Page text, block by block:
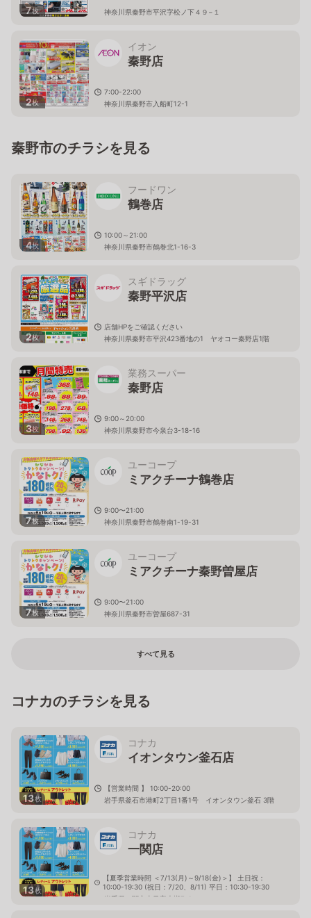
7枚 神奈川県秦野市平沢字松ノ下４９−１
2枚
イオン
秦野店
7:00-22:00
神奈川県秦野市入船町12-1
秦野市のチラシを見る
4枚
フードワン
鶴巻店
10:00～21:00
神奈川県秦野市鶴巻北1-16-3
2枚
スギドラッグ
秦野平沢店
店舗HPをご確認ください
神奈川県秦野市平沢423番地の1 ヤオコー秦野店1階
3枚
業務スーパー
秦野店
9:00～20:00
神奈川県秦野市今泉台3-18-16
7枚
ユーコープ
ミアクチーナ鶴巻店
9:00〜21:00
神奈川県秦野市鶴巻南1-19-31
7枚
ユーコープ
ミアクチーナ秦野曽屋店
9:00〜21:00
神奈川県秦野市曽屋687-31
すべて見る
コナカのチラシを見る
13枚
コナカ
イオンタウン釜石店
【営業時間 】 10:00-20:00
岩手県釜石市港町2丁目1番1号 イオンタウン釜石 3階
13枚
コナカ
一関店
【夏季営業時間 ＜7/13(月)～9/18(金)＞】 土日祝：
10:00-19:30 (祝日：7/20、8/11) 平日：10:30-19:30
岩手県一関市山目字大槻7-1